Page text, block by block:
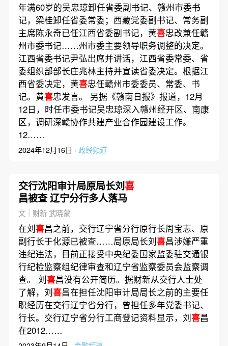
年满60岁的吴忠琼卸任省委副书记、赣州市委书
记，梁桂卸任省委常委；西藏党委副书记、常务副
主席陈永奇已任江西省委副书记，黄喜忠改兼任赣
州市委书记……州市委主要领导职务调整的决定。
江西省委书记尹弘出席并讲话，江西省委常委、省
委组织部部长庄兆林主持并宣读省委决定。根据江
西省委决定，黄喜忠任赣州市委委员、常委、书
记。黄喜忠发言。 另据《赣南日报》报道，12月
12日，时任市委书记吴忠琼深入赣州经开区、南康
区，调研深赣协作共建产业合作园建设工作。
12……
2024年12月16日 · 政经频道
交行沈阳审计局原局长刘喜
昌被查 辽宁分行多人落马
文｜财新 武晓蒙
在刘喜昌之前，交行辽宁省分行原行长周宝志、原
副行长于化源已被查……局原局长刘喜昌涉嫌严重
违纪违法，目前正接受中央纪委国家监委驻交通银
行纪检监察组纪律审查和辽宁省监察委员会监察调
查。 刘喜昌没有公开简历。据财新从交行人士处
了解，刘喜昌在担任沈阳审计局局长之前的主要任
职经历在交行辽宁省分行，曾担任多年党委书记、
行长。交行辽宁省分行工商登记资料显示，刘喜昌
在2012……